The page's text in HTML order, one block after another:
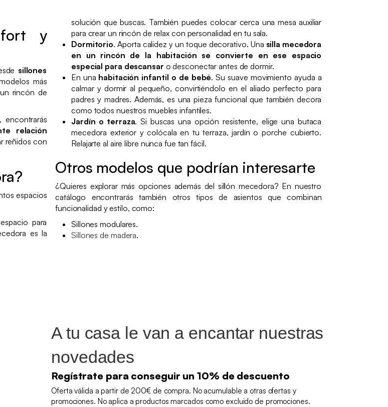
y
sillones
más
rincón de
relación
reñidos con
espacios
para
es la
solución que buscas. También puedes colocar cerca una mesa auxiliar
para crear un rincón de relax con personalidad en tu sala.
Dormitorio. Aporta calidez y un toque decorativo. Una silla mecedora
en un rincón de la habitación se convierte en ese espacio
especial para descansar o desconectar antes de dormir.
En una habitación infantil o de bebé. Su suave movimiento ayuda a
calmar y dormir al pequeño, convirtiéndolo en el aliado perfecto para
padres y madres. Además, es una pieza funcional que también decora
como todos nuestros muebles infantiles.
Jardín o terraza. Si buscas una opción resistente, elige una butaca
mecedora exterior y colócala en tu terraza, jardín o porche cubierto.
Relajarte al aire libre nunca fue tan fácil.
Otros modelos que podrían interesarte
¿Quieres explorar más opciones además del sillón mecedora? En nuestro
catálogo encontrarás también otros tipos de asientos que combinan
funcionalidad y estilo, como:
Sillones modulares.
Sillones de madera.
A tu casa le van a encantar nuestras
novedades
Regístrate para conseguir un 10% de descuento
Oferta válida a partir de 200€ de compra. No acumulable a otras ofertas y
promociones. No aplica a productos marcados como excluido de promociones.